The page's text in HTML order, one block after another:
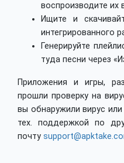
воспроизводите их
Ищите и
интегрированного
Генерируйте
туда песни через
Приложения и игры,
прошли проверку на
вы обнаружили вирус
тех. поддержкой по
почту